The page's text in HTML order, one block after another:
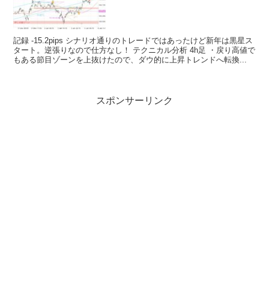
記録 -15.2pips シナリオ通りのトレードではあったけど新年は黒星ス
タート。逆張りなので仕方なし！ テクニカル分析 4h足 ・戻り高値で
もある節目ゾーンを上抜けたので、ダウ的に上昇トレンドへ転換...
スポンサーリンク